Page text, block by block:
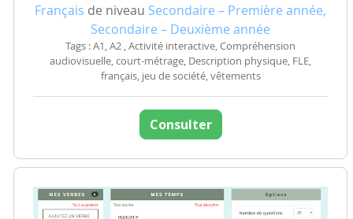
Français de niveau Secondaire – Première année,
Secondaire – Deuxième année
Tags : A1, A2 , Activité interactive, Compréhension
audiovisuelle, court-métrage, Description physique, FLE,
français, jeu de société, vêtements
Consulter